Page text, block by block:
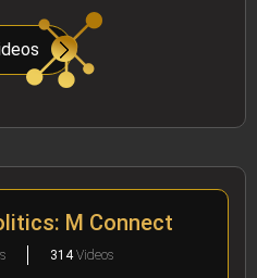
M Connect
314Videos